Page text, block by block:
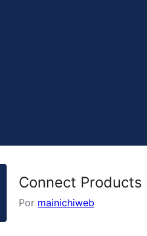
Connect
Por mainichiweb